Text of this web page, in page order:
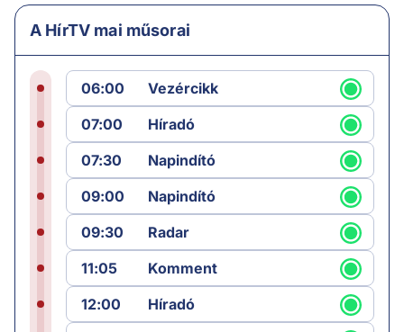
A HírTV mai műsorai
06:00
Vezércikk
07:00
Híradó
07:30
Napindító
09:00
Napindító
09:30
Radar
11:05
Komment
12:00
Híradó